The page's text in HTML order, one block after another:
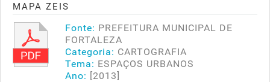
MAPA ZEIS
Fonte: PREFEITURA MUNICIPAL DE
FORTALEZA
Categoria: CARTOGRAFIA
Tema: ESPAÇOS URBANOS
Ano: [2013]